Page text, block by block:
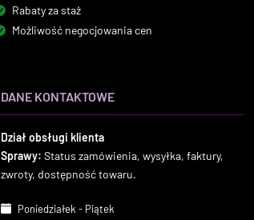
Rabaty za staż
Możliwość negocjowania cen
DANE KONTAKTOWE
Dział obsługi klienta
Sprawy: Status zamówienia, wysyłka, faktury,
zwroty, dostępność towaru.
Poniedziałek - Piątek